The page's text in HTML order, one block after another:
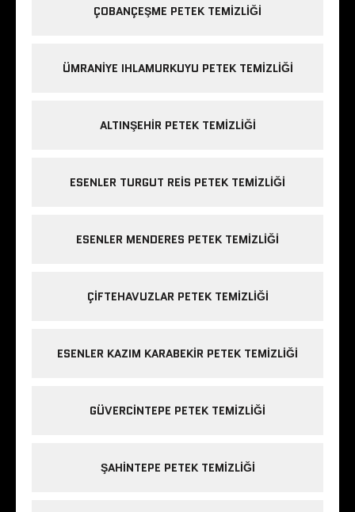
ÇOBANÇEŞME PETEK TEMIZLIĞI
ÜMRANIYE IHLAMURKUYU PETEK TEMIZLIĞI
ALTINŞEHIR PETEK TEMIZLIĞI
ESENLER TURGUT REIS PETEK TEMIZLIĞI
ESENLER MENDERES PETEK TEMIZLIĞI
ÇIFTEHAVUZLAR PETEK TEMIZLIĞI
ESENLER KAZIM KARABEKIR PETEK TEMIZLIĞI
GÜVERCINTEPE PETEK TEMIZLIĞI
ŞAHINTEPE PETEK TEMIZLIĞI